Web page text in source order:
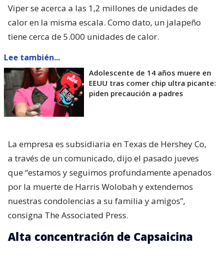
Viper se acerca a las 1,2 millones de unidades de
calor en la misma escala. Como dato, un jalapeño
tiene cerca de 5.000 unidades de calor.
Lee también...
Adolescente de 14 años muere en
EEUU tras comer chip ultra picante:
piden precaución a padres
La empresa es subsidiaria en Texas de Hershey Co,
a través de un comunicado, dijo el pasado jueves
que “estamos y seguimos profundamente apenados
por la muerte de Harris Wolobah y extendemos
nuestras condolencias a su familia y amigos”,
consigna The Associated Press.
Alta concentración de Capsaicina